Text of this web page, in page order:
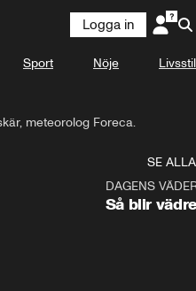
Logga in
Sport Nöje Livsstil
meteorolog Foreca.
SE ALLA
DAGENS
Så blir